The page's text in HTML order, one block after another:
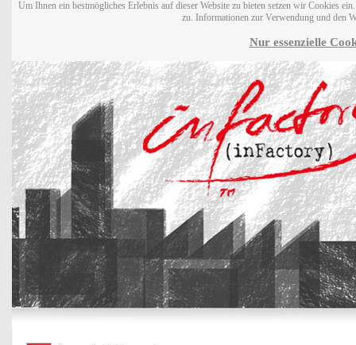
Um Ihnen ein bestmögliches Erlebnis auf dieser Website zu bieten setzen wir Cookies
zu. Informationen zur Verwendung und den
Nur essenzielle